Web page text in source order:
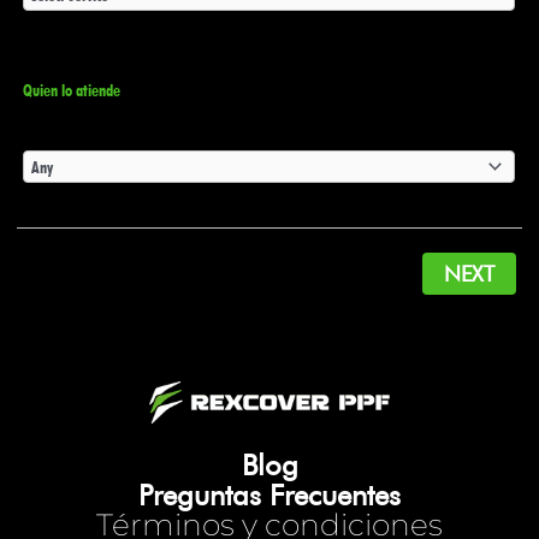
Quien lo atiende
NEXT
Blog
Preguntas Frecuentes
Términos y condiciones